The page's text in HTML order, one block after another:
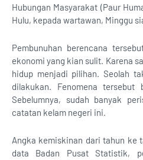
Hubungan Masyarakat (Paur
Hulu, kepada wartawan, Minggu
Pembunuhan berencana
ekonomi yang kian sulit. Karena
hidup menjadi pilihan. Seolah
dilakukan. Fenomena
Sebelumnya, sudah banyak
catatan kelam negeri ini.
Angka kemiskinan dari tahun ke
data Badan Pusat Statistik,